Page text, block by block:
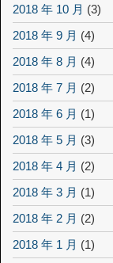
2018 年 10 月 (3)
2018 年 9 月 (4)
2018 年 8 月 (4)
2018 年 7 月 (2)
2018 年 6 月 (1)
2018 年 5 月 (3)
2018 年 4 月 (2)
2018 年 3 月 (1)
2018 年 2 月 (2)
2018 年 1 月 (1)